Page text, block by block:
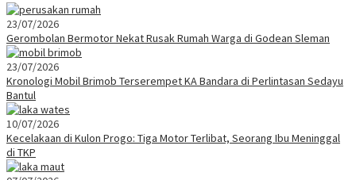
23/07/2026
Gerombolan Bermotor Nekat Rusak Rumah Warga di Godean Sleman
23/07/2026
Kronologi Mobil Brimob Terserempet KA Bandara di Perlintasan Sedayu
Bantul
10/07/2026
Kecelakaan di Kulon Progo: Tiga Motor Terlibat, Seorang Ibu Meninggal
di TKP